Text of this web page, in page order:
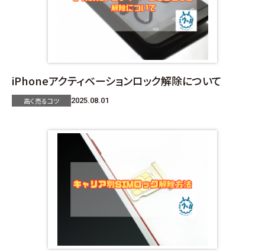
iPhoneアクティベーションロック解除について
高く売るコツ 2025.08.01